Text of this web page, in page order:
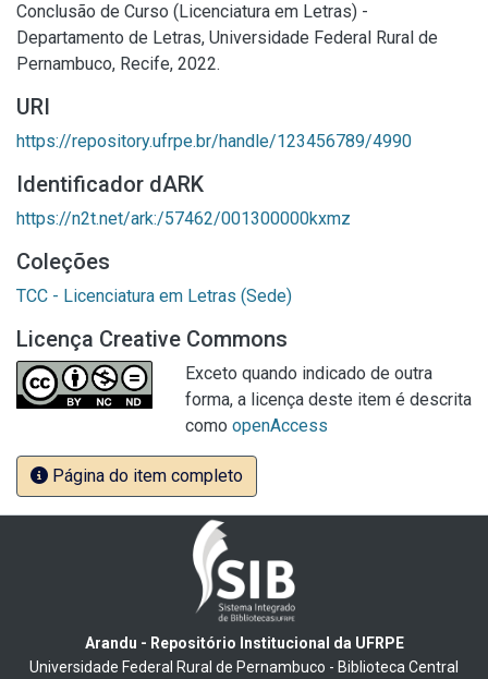
Conclusão de Curso (Licenciatura em Letras) -
Departamento de Letras, Universidade Federal Rural de
Pernambuco, Recife, 2022.
URI
https://repository.ufrpe.br/handle/123456789/4990
Identificador dARK
https://n2t.net/ark:/57462/001300000kxmz
Coleções
TCC - Licenciatura em Letras (Sede)
Licença Creative Commons
Exceto quando indicado de outra
forma, a licença deste item é descrita
como openAccess
Página do item completo
Arandu - Repositório Institucional da UFRPE
Universidade Federal Rural de Pernambuco - Biblioteca Central